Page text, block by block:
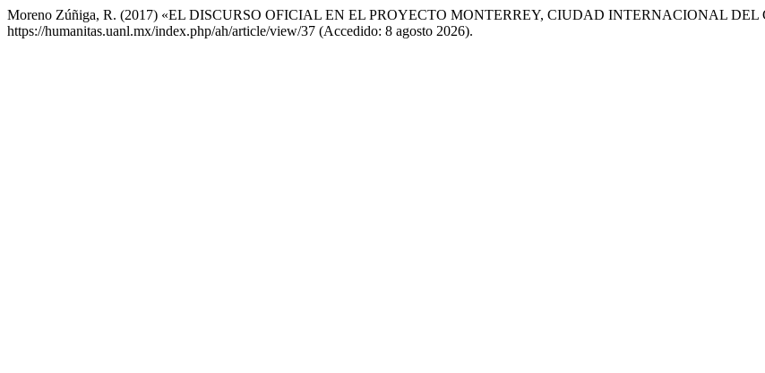
Moreno Zúñiga, R. (2017) «EL DISCURSO OFICIAL EN EL PROYECTO MONTERREY, CIUDAD INTERNACIONAL DEL
https://humanitas.uanl.mx/index.php/ah/article/view/37 (Accedido: 8 agosto 2026).